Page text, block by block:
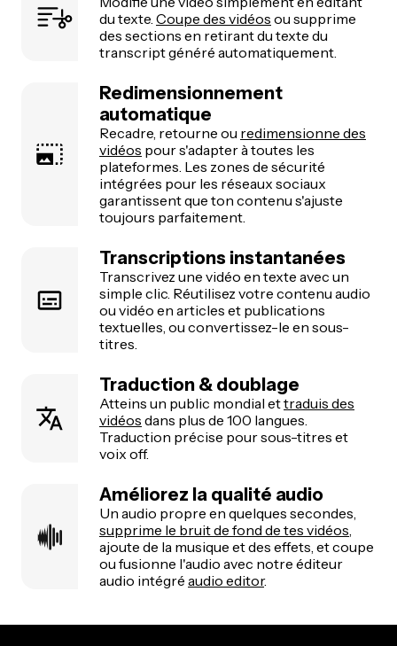
du texte. Coupe des vidéos ou supprime
des sections en retirant du texte du
transcript généré automatiquement.
Redimensionnement
automatique
Recadre, retourne ou redimensionne des
vidéos pour s'adapter à toutes les
plateformes. Les zones de sécurité
intégrées pour les réseaux sociaux
garantissent que ton contenu s'ajuste
toujours parfaitement.
Transcriptions instantanées
Transcrivez une vidéo en texte avec un
simple clic. Réutilisez votre contenu audio
ou vidéo en articles et publications
textuelles, ou convertissez-le en sous-
titres.
Traduction & doublage
Atteins un public mondial ettraduis des
vidéos dans plus de 100 langues.
Traduction précise pour sous-titres et
voix off.
Améliorez la qualité audio
Un audio propre en quelques secondes,
supprime le bruit de fond de tes vidéos,
ajoute de la musique et des effets, et coupe
ou fusionne l'audio avec notre éditeur
audio intégré audio editor.